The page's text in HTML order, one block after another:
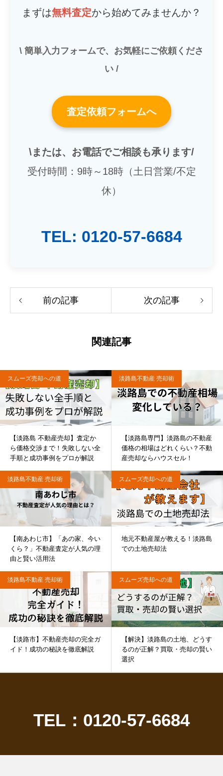
まずは無料査定から始めてみませんか？
\ 簡単入力フォームで、お気軽にご依頼くださ
い /
査定依頼フォームへ
\または、お電話でご相談も承ります/
受付時間：9時～18時（土日営業/不定
休）
TEL: 0120-57-6684
前の記事 次の記事
関連記事
スムーズ売却への道
【淡路島 不動産売却】査定か
ら価格交渉まで！失敗しない全
手順と成功事例をプロが解説
淡路島不動産 売却術
【淡路島専門】淡路島の不動産
価格の相場はどれくらい？不動
産売却ならハウスセル！
淡路島不動産 売却術
【南あわじ市】「あの家、今い
くら？」不動産査定が人気の理
由と賢い活用法
スムーズ売却への道
地元不動産屋が教える！淡路島
での土地売却法
淡路島不動産 売却術
【淡路市】不動産売却の完全ガ
イド！成功の秘訣を徹底解説
スムーズ売却への道
【解決】淡路島の土地、どうす
るのが正解？買取・売却の賢い
選択
TEL：0120-57-6684